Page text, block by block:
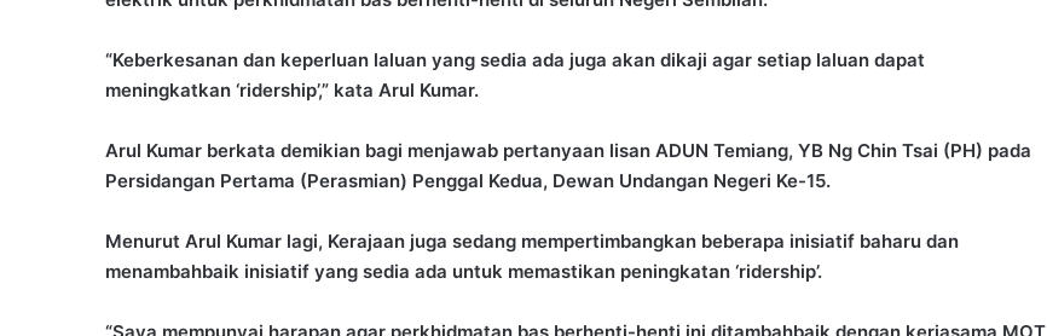
“Keberkesanan dan keperluan laluan yang sedia ada juga akan dikaji agar setiap laluan dapat
meningkatkan ‘ridership’,” kata Arul Kumar.
Arul Kumar berkata demikian bagi menjawab pertanyaan lisan ADUN Temiang, YB Ng Chin Tsai (PH) pada
Persidangan Pertama (Perasmian) Penggal Kedua, Dewan Undangan Negeri Ke-15.
Menurut Arul Kumar lagi, Kerajaan juga sedang mempertimbangkan beberapa inisiatif baharu dan
menambahbaik inisiatif yang sedia ada untuk memastikan peningkatan ‘ridership’.
“Saya mempunyai harapan agar perkhidmatan bas berhenti-henti ini ditambahbaik dengan kerjasama MOT